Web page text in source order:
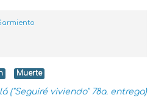
Muerte
("Seguiré viviendo" 78a. entrega)